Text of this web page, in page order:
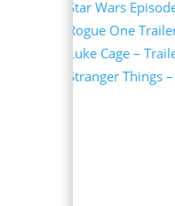
Star Wars
Rogue One
Luke Cage –
Stranger Things